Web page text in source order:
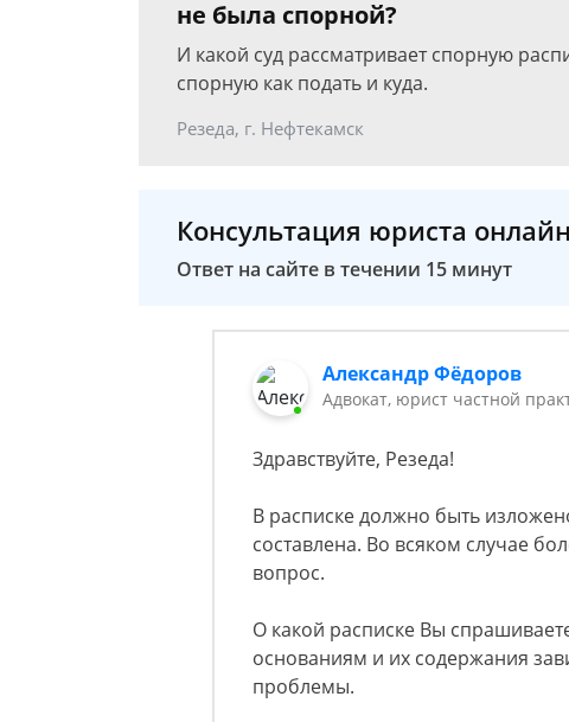
не была спорной?
И какой суд рассматривает спорную
спорную как подать и куда.
Резеда, г. Нефтекамск
Консультация юриста онлайн
Ответ на сайте в течении 15 минут
Александр Фёдоров
Адвокат, юрист частной
Здравствуйте, Резеда!
В расписке должно быть
составлена. Во всяком случае
вопрос.
О какой расписке Вы
основаниям и их содержания
проблемы.